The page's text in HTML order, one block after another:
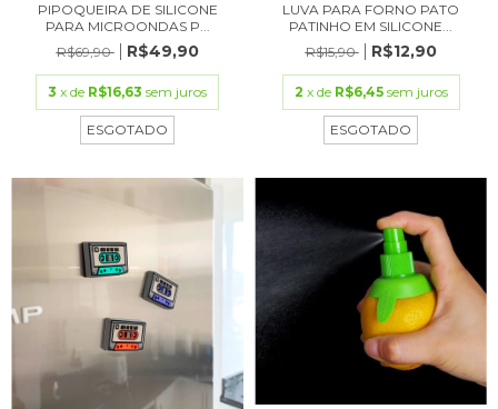
PIPOQUEIRA DE SILICONE
PARA MICROONDAS P...
R$69,90
R$49,90
3 x de R$16,63 sem juros
ESGOTADO
LUVA PARA FORNO PATO
PATINHO EM SILICONE...
R$15,90
R$12,90
2 x de R$6,45 sem juros
ESGOTADO